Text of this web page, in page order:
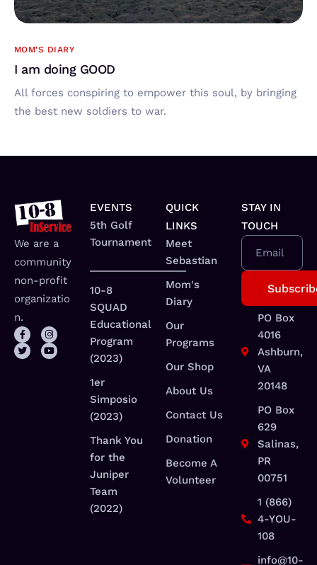
MOM'S DIARY
I am doing GOOD
All forces conspiring to empower this soul, by bringing
the best new soldiers to war.
We are a
community
non-profit
organizatio
n.
EVENTS
5th Golf
Tournament
_________________
10-8
SQUAD
Educational
Program
(2023)
1er
Simposio
(2023)
Thank You
for the
Juniper
Team
(2022)
QUICK
LINKS
Meet
Sebastian
Mom's
Diary
Our
Programs
Our Shop
About Us
Contact Us
Donation
Become A
Volunteer
STAY IN
TOUCH
Email
PO Box
4016
Ashburn,
VA
20148
PO Box
629
Salinas,
PR
00751
1 (866)
4-YOU-
108
info@10-